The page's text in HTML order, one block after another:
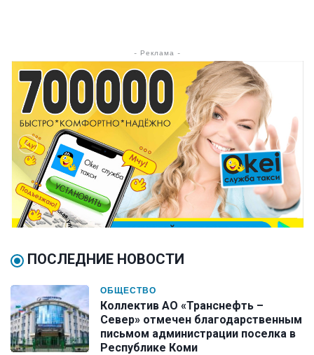
- Реклама -
ПОСЛЕДНИЕ НОВОСТИ
ОБЩЕСТВО
Коллектив АО «Транснефть –
Север» отмечен благодарственным
письмом администрации поселка в
Республике Коми